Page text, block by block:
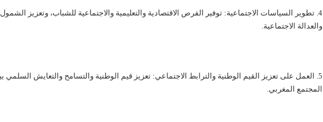
4. تطوير السياسات الاجتماعية: توفير الفرص الاقتصادية والتعليمية والاجتماعية للشباب، وتعزيز
والعدالة الاجتماعية.
5. العمل على تعزيز القيم الوطنية والترابط الاجتماعي: تعزيز قيم الوطنية والتسامح والتعايش السلمي
المجتمع المغربي.